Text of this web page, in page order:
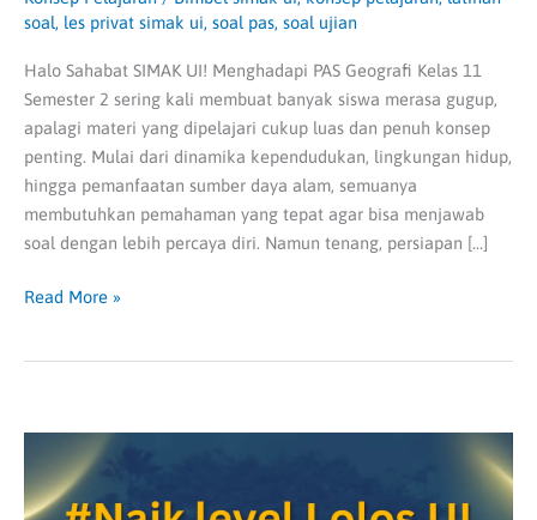
soal, les privat simak ui, soal pas, soal ujian
Halo Sahabat SIMAK UI! Menghadapi PAS Geografi Kelas 11
Semester 2 sering kali membuat banyak siswa merasa gugup,
apalagi materi yang dipelajari cukup luas dan penuh konsep
penting. Mulai dari dinamika kependudukan, lingkungan hidup,
hingga pemanfaatan sumber daya alam, semuanya
membutuhkan pemahaman yang tepat agar bisa menjawab
soal dengan lebih percaya diri. Namun tenang, persiapan […]
Read More »